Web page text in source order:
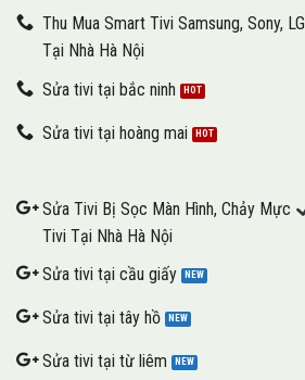
Thu Mua Smart Tivi Samsung, Sony, LG
Tại Nhà Hà Nội
Sửa tivi tại bắc ninh
Sửa tivi tại hoàng mai
Sửa Tivi Bị Sọc Màn Hình, Chảy Mực
Tivi Tại Nhà Hà Nội
Sửa tivi tại cầu giấy
Sửa tivi tại tây hồ
Sửa tivi tại từ liêm